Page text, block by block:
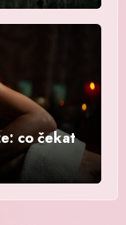
co čekat